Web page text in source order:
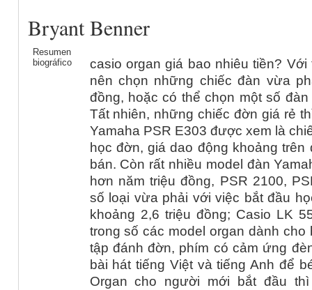
Bryant Benner
Resumen
biográfico
casio organ giá bao nhiêu tiền?
nên chọn những chiếc đàn vừa
đồng, hoặc có thể chọn một số
Tất nhiên, những chiếc đờn giá rẻ
Yamaha PSR E303 được xem là
học đờn, giá dao động khoảng
bán. Còn rất nhiều model đàn
hơn năm triệu đồng, PSR 2100,
số loại vừa phải với việc bắt đầu
khoảng 2,6 triệu đồng; Casio LK
trong số các model organ dành
tập đánh đờn, phím có cảm ứng
bài hát tiếng Việt và tiếng Anh để
Organ cho người mới bắt đầu